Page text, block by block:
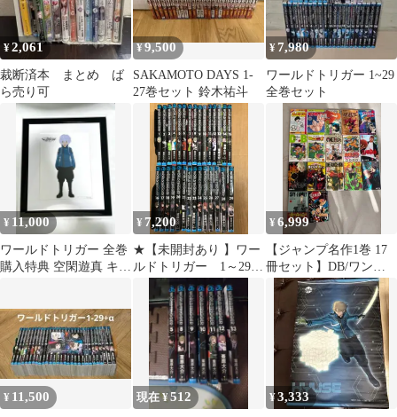
¥2,061
裁断済本 まとめ ば
ら売り可
¥9,500
SAKAMOTO DAYS 1-
27巻セット 鈴木祐斗
¥ 7,980
ワールドトリガー 1~29
全巻セット
¥ 11,000
ワールドトリガー 全巻
購入特典 空閑遊真 キャ
¥ 7,200
★【未開封あり 】ワー
ルドトリガー 1～29
巻 全巻コミックセッ
ト 《BT30A》
¥6,999
【ジャンプ名作1巻 17
冊セット】DB/ワンピ/
鬼滅/スラムダンク/呪
¥ 11,500 現在 ¥512 ¥3,333